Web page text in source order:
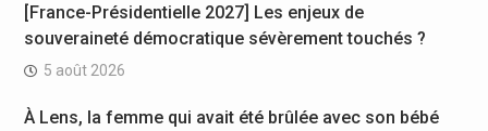
[France-Présidentielle 2027] Les enjeux de
souveraineté démocratique sévèrement touchés ?
5 août 2026
À Lens, la femme qui avait été brûlée avec son bébé